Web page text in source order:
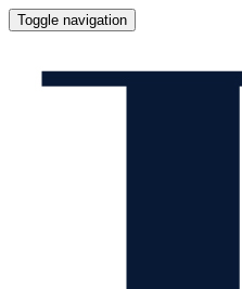
Toggle navigation